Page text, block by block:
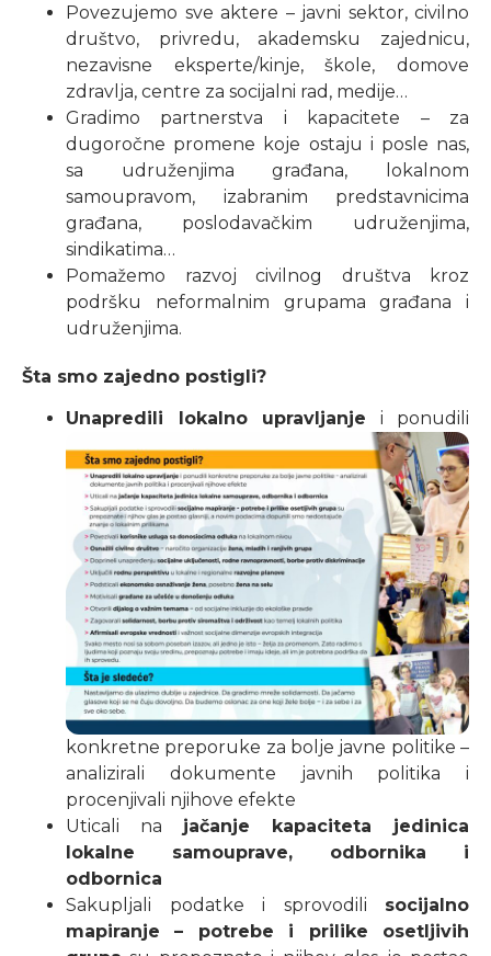
Povezujemo sve aktere – javni sektor, civilno
društvo, privredu, akademsku zajednicu,
nezavisne eksperte/kinje, škole, domove
zdravlja, centre za socijalni rad, medije…
Gradimo partnerstva i kapacitete – za
dugoročne promene koje ostaju i posle nas,
sa udruženjima građana, lokalnom
samoupravom, izabranim predstavnicima
građana, poslodavačkim udruženjima,
sindikatima…
Pomažemo razvoj civilnog društva kroz
podršku neformalnim grupama građana i
udruženjima.
Šta smo zajedno postigli?
Unapredili lokalno upravljanje i ponudili
konkretne preporuke za bolje javne politike –
analizirali dokumente javnih politika i
procenjivali njihove efekte
Uticali na jačanje kapaciteta jedinica
lokalne samouprave, odbornika i
odbornica
Sakupljali podatke i sprovodili socijalno
mapiranje – potrebe i prilike osetljivih